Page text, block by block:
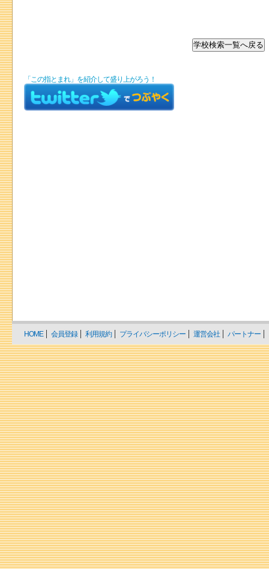
「この指とまれ」を紹介して盛り上がろう！
HOME 会員登録 利用規約 プライバシーポリシー 運営会社 パートナー